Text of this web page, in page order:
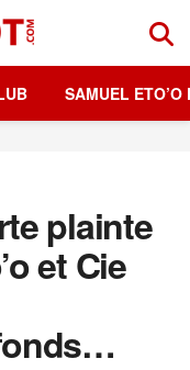
SAMUEL ETO’O
plainte
et Cie